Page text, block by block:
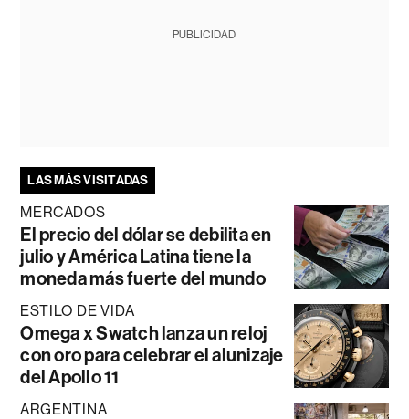
PUBLICIDAD
LAS MÁS VISITADAS
MERCADOS
El precio del dólar se debilita en
julio y América Latina tiene la
moneda más fuerte del mundo
ESTILO DE VIDA
Omega x Swatch lanza un reloj
con oro para celebrar el alunizaje
del Apollo 11
ARGENTINA